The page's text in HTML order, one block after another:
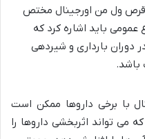
قرص ول من اورجینال مختص
عمومی باید اشاره کرد که
بارداری و شیردهی
باشد.
با برخی داروها ممکن است
می تواند اثربخشی داروها را